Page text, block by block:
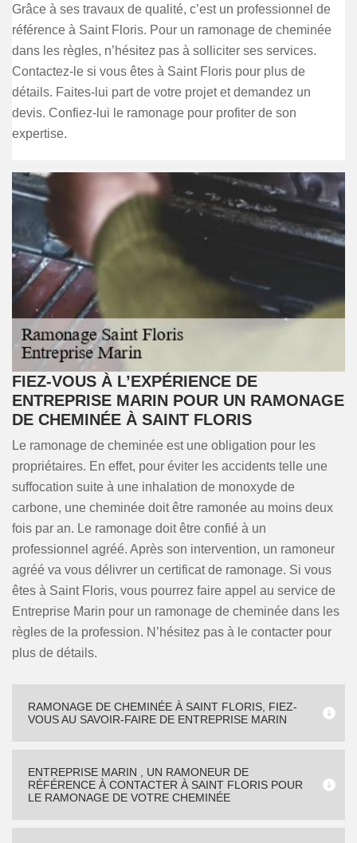
Grâce à ses travaux de qualité, c’est un professionnel de
référence à Saint Floris. Pour un ramonage de cheminée
dans les règles, n’hésitez pas à solliciter ses services.
Contactez-le si vous êtes à Saint Floris pour plus de
détails. Faites-lui part de votre projet et demandez un
devis. Confiez-lui le ramonage pour profiter de son
expertise.
FIEZ-VOUS À L’EXPÉRIENCE DE
ENTREPRISE MARIN POUR UN RAMONAGE
DE CHEMINÉE À SAINT FLORIS
Le ramonage de cheminée est une obligation pour les
propriétaires. En effet, pour éviter les accidents telle une
suffocation suite à une inhalation de monoxyde de
carbone, une cheminée doit être ramonée au moins deux
fois par an. Le ramonage doit être confié à un
professionnel agréé. Après son intervention, un ramoneur
agréé va vous délivrer un certificat de ramonage. Si vous
êtes à Saint Floris, vous pourrez faire appel au service de
Entreprise Marin pour un ramonage de cheminée dans les
règles de la profession. N’hésitez pas à le contacter pour
plus de détails.
RAMONAGE DE CHEMINÉE À SAINT FLORIS, FIEZ-
VOUS AU SAVOIR-FAIRE DE ENTREPRISE MARIN
ENTREPRISE MARIN , UN RAMONEUR DE
RÉFÉRENCE À CONTACTER À SAINT FLORIS POUR
LE RAMONAGE DE VOTRE CHEMINÉE